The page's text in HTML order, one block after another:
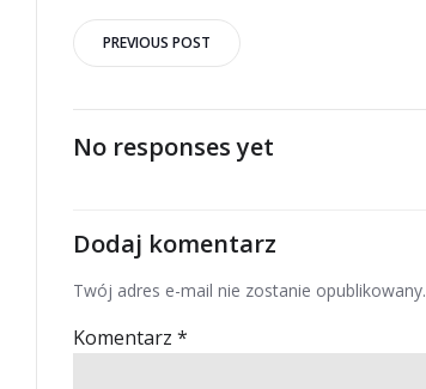
Post
navigation
PREVIOUS POST
No responses yet
Dodaj komentarz
Twój adres e-mail nie zostanie opublikowany.
Komentarz *